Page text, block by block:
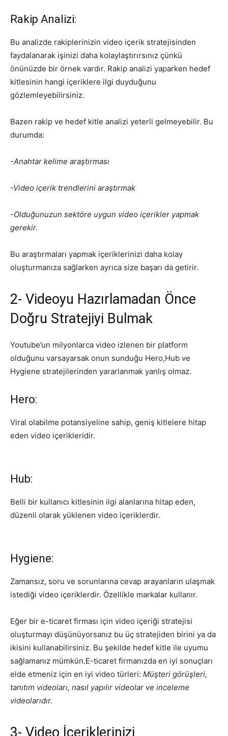
Rakip Analizi:
Bu analizde rakiplerinizin video içerik stratejisinden
faydalanarak işinizi daha kolaylaştırırsınız çünkü
önünüzde bir örnek vardır. Rakip analizi yaparken hedef
kitlesinin hangi içeriklere ilgi duyduğunu
gözlemleyebilirsiniz.
Bazen rakip ve hedef kitle analizi yeterli gelmeyebilir. Bu
durumda:
-Anahtar kelime araştırması
-Video içerik trendlerini araştırmak
-Olduğunuzun sektöre uygun video içerikler yapmak
gerekir.
Bu araştırmaları yapmak içeriklerinizi daha kolay
oluşturmanıza sağlarken ayrıca size başarı da getirir.
2- Videoyu Hazırlamadan Önce
Doğru Stratejiyi Bulmak
Youtube’un milyonlarca video izlenen bir platform
olduğunu varsayarsak onun sunduğu Hero,Hub ve
Hygiene stratejilerinden yararlanmak yanlış olmaz.
Hero:
Viral olabilme potansiyeline sahip, geniş kitlelere hitap
eden video içerikleridir.
Hub:
Belli bir kullanıcı kitlesinin ilgi alanlarına hitap eden,
düzenli olarak yüklenen video içeriklerdir.
Hygiene:
Zamansız, soru ve sorunlarına cevap arayanların ulaşmak
istediği video içeriklerdir. Özellikle markalar kullanır.
Eğer bir e-ticaret firması için video içeriği stratejisi
oluşturmayı düşünüyorsanız bu üç stratejiden birini ya da
ikisini kullanabilirsiniz. Bu şekilde hedef kitle ile uyumu
sağlamanız mümkün.E-ticaret firmanızda en iyi sonuçları
elde etmeniz için en iyi video türleri: Müşteri görüşleri,
tanıtım videoları, nasıl yapılır videolar ve inceleme
videolarıdır.
3- Video İçeriklerinizi